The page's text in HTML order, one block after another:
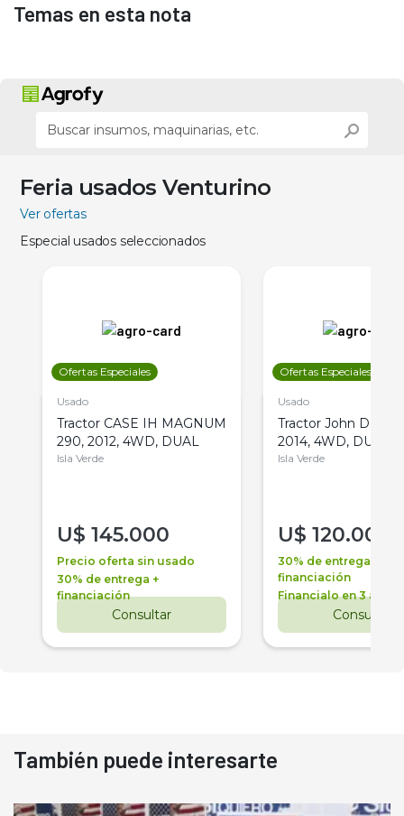
Temas en esta nota
Feria usados Venturino
Ver ofertas
Especial usados seleccionados
Ofertas Especiales
Usado
Tractor CASE IH MAGNUM
290, 2012, 4WD, DUAL
Isla Verde
U$ 145.000
Precio oferta sin usado
30% de entrega +
financiación
Consultar
Ofertas Especiales
Usado
Tractor John Deere
2014, 4WD, DUAL
Isla Verde
U$ 120.000
30% de entrega +
financiación
Financialo en 3 años
Consultar
También puede interesarte